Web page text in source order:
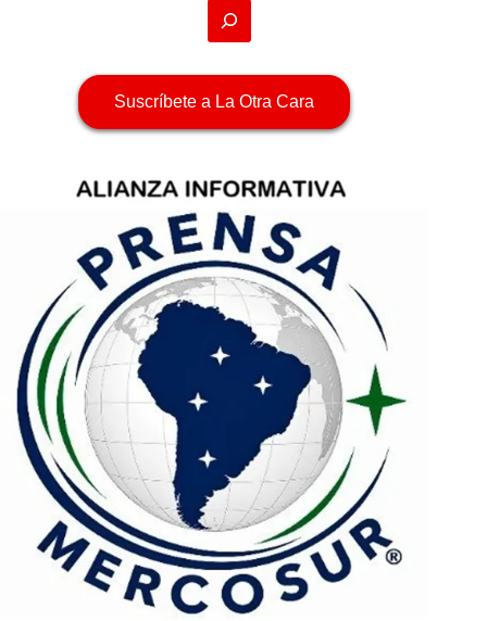
Suscríbete a La Otra Cara